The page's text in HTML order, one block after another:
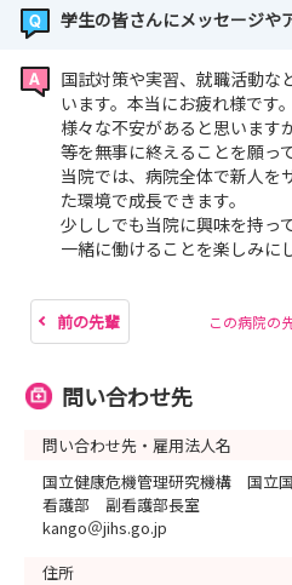
学生の皆さんにメッセージや
国試対策や実習、就職活動な
います。本当にお疲れ様です。
様々な不安があると思います
等を無事に終えることを願っ
当院では、病院全体で新人を
た環境で成長できます。
少ししでも当院に興味を持っ
一緒に働けることを楽しみに
前の先輩 この病院の
問い合わせ先
問い合わせ先・雇用法人名
国立健康危機管理研究機構 国立
看護部 副看護部長室
kango＠jihs.go.jp
住所